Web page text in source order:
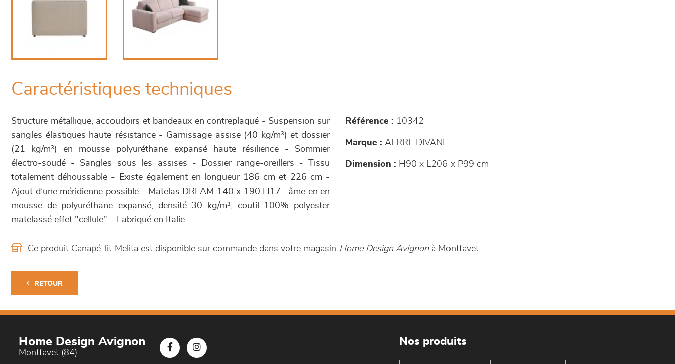
Caractéristiques techniques
Structure métallique, accoudoirs et bandeaux en contreplaqué - Suspension sur
sangles élastiques haute résistance - Garnissage assise (40 kg/m³) et dossier
(21 kg/m³) en mousse polyuréthane expansé haute résilience - Sommier
électro-soudé - Sangles sous les assises - Dossier range-oreillers - Tissu
totalement déhoussable - Existe également en longueur 186 cm et 226 cm -
Ajout d’une méridienne possible - Matelas DREAM 140 x 190 H17 : âme en en
mousse de polyuréthane expansé, densité 30 kg/m³, coutil 100% polyester
matelassé effet "cellule" - Fabriqué en Italie.
Référence : 10342
Marque : AERRE DIVANI
Dimension : H90 x L206 x P99 cm
Ce produit Canapé-lit Melita est disponible sur commande dans votre magasin Home Design Avignonà Montfavet
RETOUR
Home Design Avignon
Montfavet (84)
Nos produits